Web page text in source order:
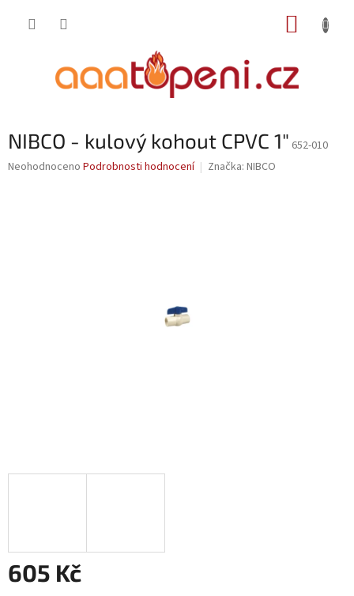
NIBCO - kulový kohout CPVC 1" 652-010
Průměrné
Neohodnoceno Podrobnosti hodnocení Značka: NIBCO
605 Kč